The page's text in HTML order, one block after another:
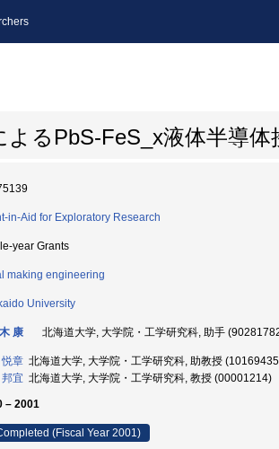
るPbS-FeS_x液体半導体
in-Aid for Exploratory Research
year Grants
making engineering
University
康 北海道大学, 大学院・工学研究科, 助手
章 北海道大学, 大学院・工学研究科, 助教授
宜 北海道大学, 大学院・工学研究科, 教授 (00001214)
– 2001
(Fiscal Year 2001)